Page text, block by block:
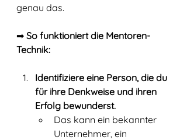
genau das.
➡ So funktioniert die Mentoren-
Technik:
Identifiziere eine Person, die du
für ihre Denkweise und ihren
Erfolg bewunderst.
Das kann ein bekannter
Unternehmer, ein